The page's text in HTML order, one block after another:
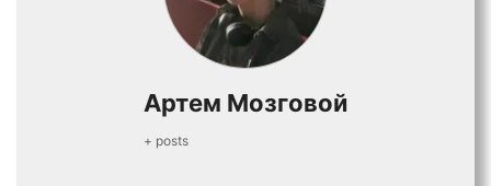
Артем Мозговой
+ posts